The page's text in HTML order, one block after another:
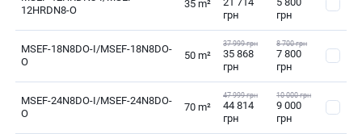
12HRDN8-O
35 m²
грн
грн
MSEF-18N8DO-I/MSEF-18N8DO-
O
50 m²
37 999 грн
35 868
грн
8 700 грн
7 800
грн
MSEF-24N8DO-I/MSEF-24N8DO-
O
70 m²
47 999 грн
44 814
грн
10 000 грн
9 000
грн